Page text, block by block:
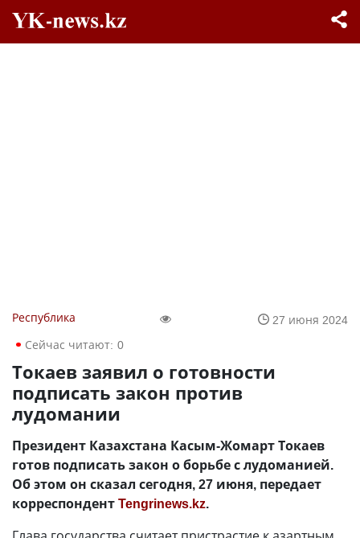
Республика
27 июня 2024
Сейчас читают: 0
Токаев заявил о готовности
подписать закон против
лудомании
Президент Казахстана Касым-Жомарт Токаев
готов подписать закон о борьбе с лудоманией.
Об этом он сказал сегодня, 27 июня, передает
корреспондентTengrinews.kz.